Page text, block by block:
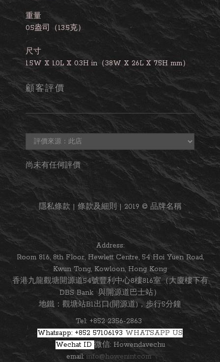
重量
0.5盎司（13.5克）
尺寸
1.5W X 1.0L X 0.3H in（38W X 26L X 7.5H mm）
顧客評價
尚未有任何評價
隱私條款 | 條款及細則 | 2019 © 品牌名稱
Address:
Room 816, 8th Floor, Hewlett Centre, 54 Hoi Yuen Road,
Kwun Tong, Kowloon, Hong Kong
香港九龍觀塘開源道54號豐利中心8樓816室（大廈樓下有
DBS Bank 與開源道巴士站）
地鐵：觀塘站B1出口(開源道)，步行5分鐘
Tel: +852 2356-2863
Whatsapp: +852 57106193 WHATSAPP US
Wechat ID 微信: Howendavechu
email:info@howenint.com